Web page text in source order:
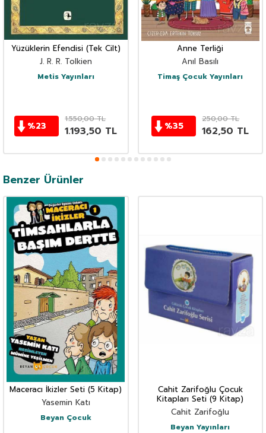
Yüzüklerin Efendisi (Tek Cilt)
J. R. R. Tolkien
Metis Yayınları
%23
1.550,00TL
1.193,50 TL
Anne Terliği
Anıl Basılı
Timaş Çocuk Yayınları
%35
250,00TL
162,50 TL
Benzer Ürünler
Maceracı İkizler Seti (5 Kitap)
Yasemin Katı
Beyan Çocuk
Cahit Zarifoğlu Çocuk
Kitapları Seti (9 Kitap)
Cahit Zarifoğlu
Beyan Yayınları